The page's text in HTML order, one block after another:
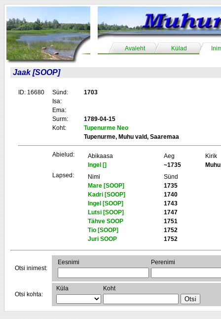
Avaleht Külad
Jaak [SOOP]
ID: 16680 Sünd:
1703
Isa:
Ema:
Surm:
1789-04-15
Koht:
Tupenurme Neo
Tupenurme, Muhu vald, Saaremaa
Abielud: Abikaasa Aeg
Kirik
Ingel []
~1735
Muhu
Lapsed:
Nimi
Sünd
Mare [SOOP]
1735
Kadri [SOOP]
1740
Ingel [SOOP]
1743
Lutsi [SOOP]
1747
Tähve SOOP
1751
Tio [SOOP]
1752
Juri SOOP
1752
Otsi inimest:
Eesnimi Perenimi
Otsi kohta:
Küla Koht